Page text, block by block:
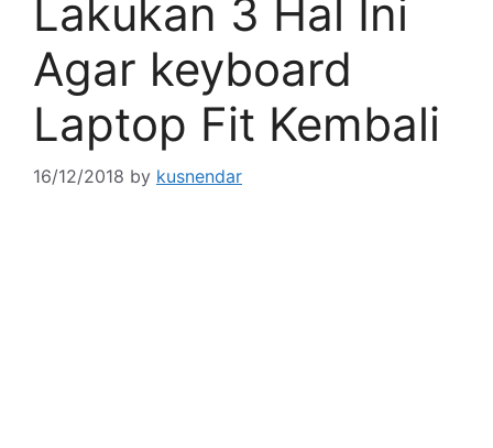
Lakukan 3 Hal Ini
Agar keyboard
Laptop Fit Kembali
16/12/2018 by kusnendar